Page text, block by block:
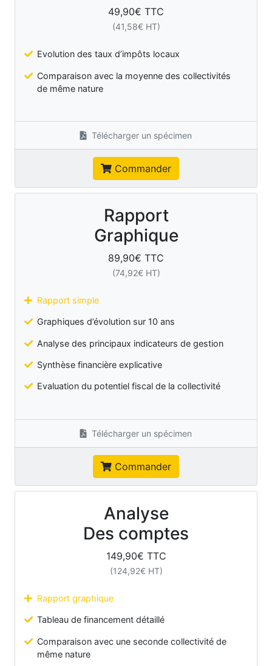
49,90€ TTC
(41,58€ HT)
Evolution des taux d’impôts locaux
Comparaison avec la moyenne des collectivités
de même nature
Télécharger un spécimen
Commander
Rapport
Graphique
89,90€ TTC
(74,92€ HT)
Rapport simple
Graphiques d’évolution sur 10 ans
Analyse des principaux indicateurs de gestion
Synthèse financière explicative
Evaluation du potentiel fiscal de la collectivité
Télécharger un spécimen
Commander
Analyse
Des comptes
149,90€ TTC
(124,92€ HT)
Rapport graphique
Tableau de financement détaillé
Comparaison avec une seconde collectivité de
même nature